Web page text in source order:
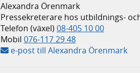
Alexandra Örenmark
Pressekreterare hos utbildnings-
Telefon (växel) 08-405 10 00
Mobil 076-117 29 48
e-post till Alexandra Örenmark